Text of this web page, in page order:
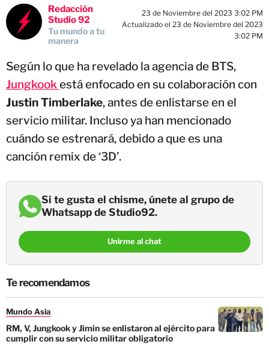
Redacción
Studio 92
Tu mundo a tu
manera
23 de Noviembre del 2023 3:02 PM
Actualizado el 23 de Noviembre del 2023
3:02 PM
Según lo que ha revelado la agencia de BTS,
Jungkookestá enfocado en su colaboración con
Justin Timberlake, antes de enlistarse en el
servicio militar. Incluso ya han mencionado
cuándo se estrenará, debido a que es una
canción remix de ‘3D’.
Si te gusta el chisme, únete al grupo de
Whatsapp de Studio92.
Unirme al chat
Te recomendamos
Mundo Asia
RM, V, Jungkook y Jimin se enlistaron al ejército para
cumplir con su servicio militar obligatorio